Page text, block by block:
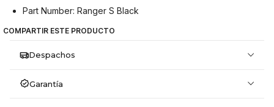
Part Number: Ranger S Black
COMPARTIR ESTE PRODUCTO
Despachos
Garantía